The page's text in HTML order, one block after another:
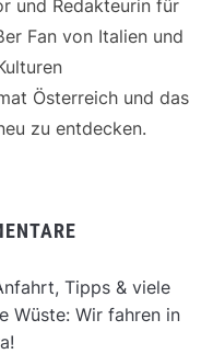
und Redakteurin für
Fan von Italien und
Österreich und das
zu entdecken.
Tipps & viele
Wüste: Wir fahren in